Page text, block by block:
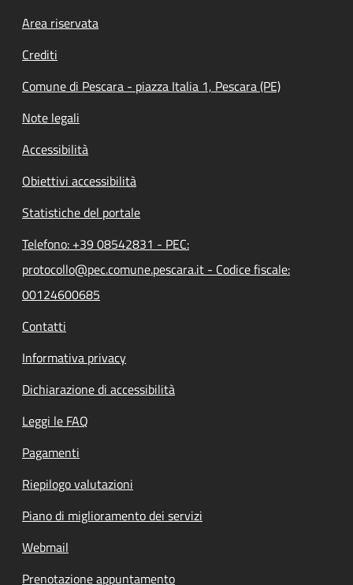
Footer menu
Area riservata
Crediti
Comune di Pescara - piazza Italia 1, Pescara (PE)
Note legali
Accessibilità
Obiettivi accessibilità
Statistiche del portale
Telefono: +39 08542831 - PEC:
protocollo@pec.comune.pescara.it - Codice fiscale:
00124600685
Contatti
Informativa privacy
Dichiarazione di accessibilità
Leggi le FAQ
Pagamenti
Riepilogo valutazioni
Piano di miglioramento dei servizi
Webmail
Prenotazione appuntamento